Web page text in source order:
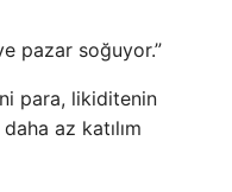
pazar soğuyor.”
para, likiditenin
az katılım